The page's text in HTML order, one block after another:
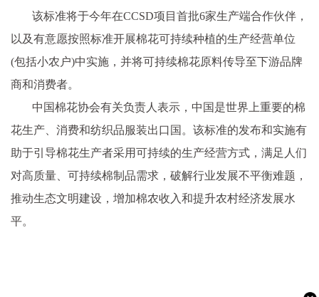
该标准将于今年在CCSD项目首批6家生产端合作伙伴，
以及有意愿按照标准开展棉花可持续种植的生产经营单位
(包括小农户)中实施，并将可持续棉花原料传导至下游品牌
商和消费者。
中国棉花协会有关负责人表示，中国是世界上重要的棉
花生产、消费和纺织品服装出口国。该标准的发布和实施有
助于引导棉花生产者采用可持续的生产经营方式，满足人们
对高质量、可持续棉制品需求，破解行业发展不平衡难题，
推动生态文明建设，增加棉农收入和提升农村经济发展水
平。